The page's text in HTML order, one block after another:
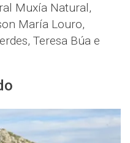
Muxía Natural,
María Louro,
Teresa Búa e